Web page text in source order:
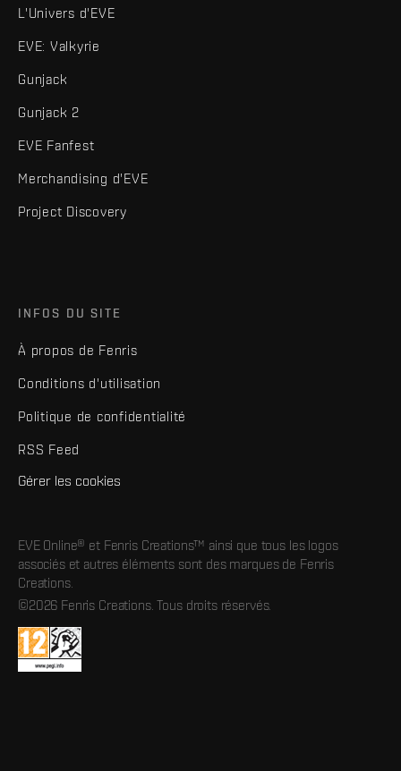
L'Univers d'EVE
EVE: Valkyrie
Gunjack
Gunjack 2
EVE Fanfest
Merchandising d'EVE
Project Discovery
INFOS DU SITE
À propos de Fenris
Conditions d'utilisation
Politique de confidentialité
RSS Feed
Gérer les cookies
EVE Online® et Fenris Creations™ ainsi que tous les logos
associés et autres éléments sont des marques de Fenris
Creations.
©2026 Fenris Creations. Tous droits réservés.